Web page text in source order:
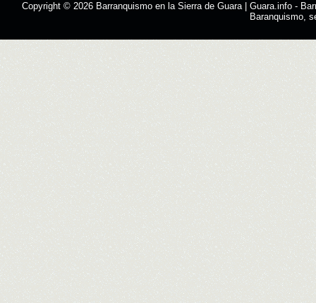
Copyright © 2026 Barranquismo en la Sierra de Guara | Guara.info -
Baranquismo,